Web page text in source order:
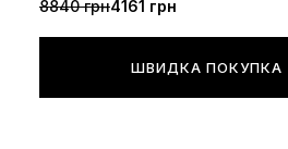
8840 грн4161 грн
ШВИДКА ПОКУПКА